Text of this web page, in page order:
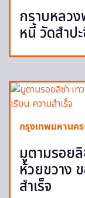
กราบหลว
หนี้ วัดสำป
กรุงเทพมหานค
มูตามรอย
ห้วยขวาง
สำเร็จ